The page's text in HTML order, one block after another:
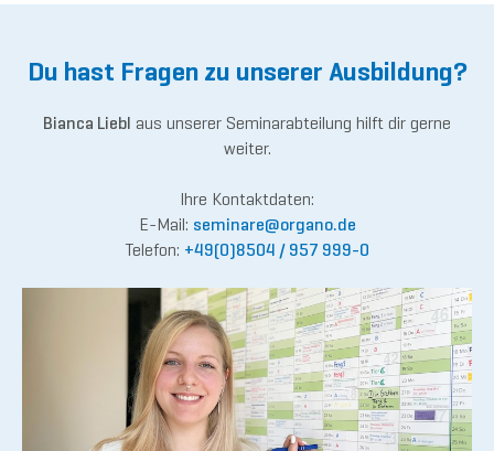
Du hast Fragen zu unserer Ausbildung?
Bianca Liebl aus unserer Seminarabteilung hilft dir gerne
weiter.
Ihre Kontaktdaten:
E-Mail: seminare@organo.de
Telefon: +49(0)8504 / 957 999-0